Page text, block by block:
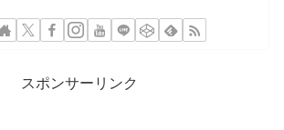
スポンサーリンク